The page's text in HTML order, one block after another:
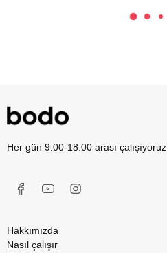
Her gün 9:00-18:00 arası çalışıyoruz
Hakkımızda
Nasıl çalışır